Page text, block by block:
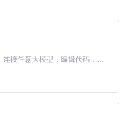
统的详细步骤：
更高
连接电源
终端
Claude Code 的开源替代方案。连接任意大模型，编辑代码，运行命令，自动验证 — 全自动执行。用 Rust 构建，极致性能。 ｜ An open-source alternative to Claude Code. Connect any LLM, edit code, run commands, and verify changes — autonomously. Built in Rust for speed. Get Started